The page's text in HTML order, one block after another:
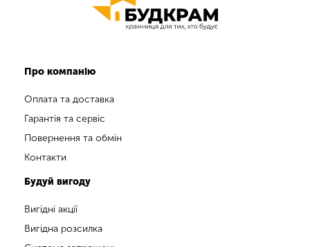
Про компанію
Оплата та доставка
Гарантія та сервіс
Повернення та обмін
Контакти
Будуй вигоду
Вигідні акції
Вигідна розсилка